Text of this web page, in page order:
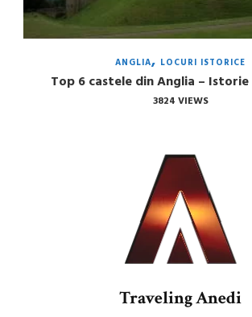
ANGLIA LOCURI ISTORICE
Top 6 castele din Anglia –
3824 VIEWS
Traveling Anedi